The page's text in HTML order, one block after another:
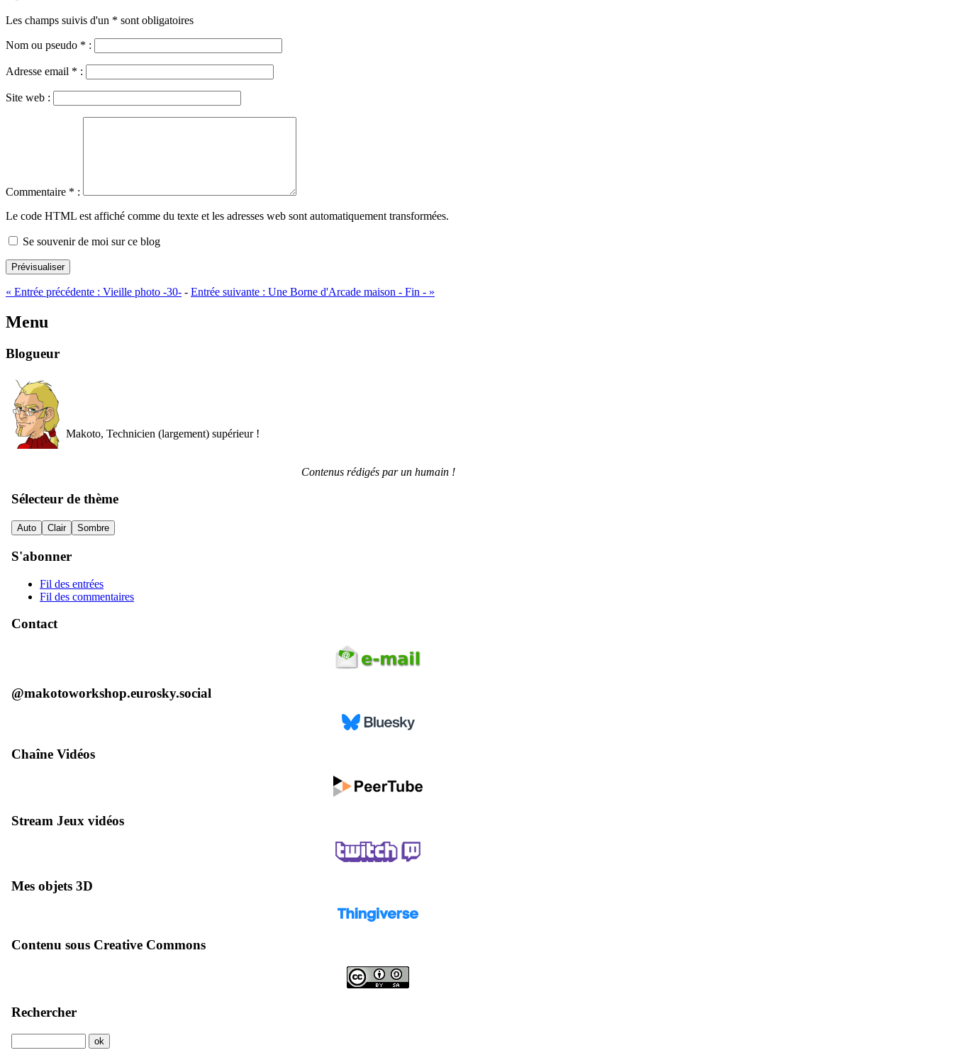
Les champs suivis d'un * sont obligatoires
Nom ou pseudo * :
Adresse email * :
Site web :
Commentaire * :
Le code HTML est affiché comme du texte et les adresses web sont automatiquement transformées.
Se souvenir de moi sur ce blog
Prévisualiser
« Entrée précédente : Vieille photo -30- - Entrée suivante : Une Borne d'Arcade maison - Fin - »
Menu
Blogueur
Makoto, Technicien (largement) supérieur !
Contenus rédigés par un humain !
Sélecteur de thème
Auto Clair Sombre
S'abonner
Fil des entrées
Fil des commentaires
Contact
@makotoworkshop.eurosky.social
Chaîne Vidéos
Stream Jeux vidéos
Mes objets 3D
Contenu sous Creative Commons
Rechercher